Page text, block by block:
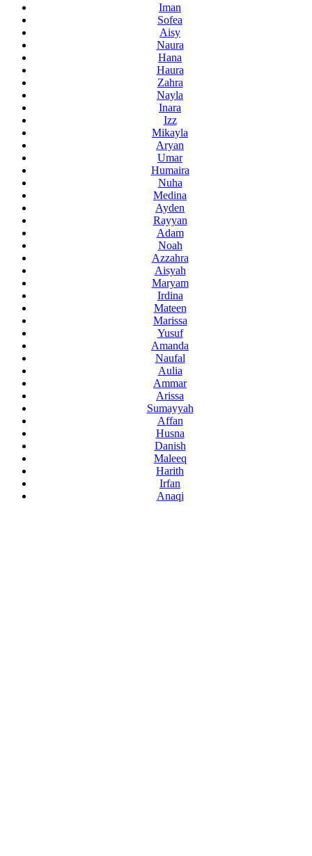
Iman
Sofea
Aisy
Naura
Hana
Haura
Zahra
Nayla
Inara
Izz
Mikayla
Aryan
Umar
Humaira
Nuha
Medina
Ayden
Rayyan
Adam
Noah
Azzahra
Aisyah
Maryam
Irdina
Mateen
Marissa
Yusuf
Amanda
Naufal
Aulia
Ammar
Arissa
Sumayyah
Affan
Husna
Danish
Maleeq
Harith
Irfan
Anaqi